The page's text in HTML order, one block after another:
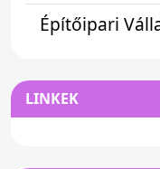
Építőipari
LINKEK